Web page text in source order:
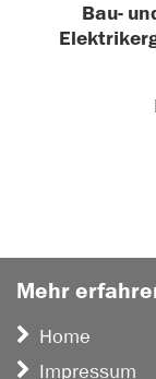
Bau-
Mehr
Home
Impressum